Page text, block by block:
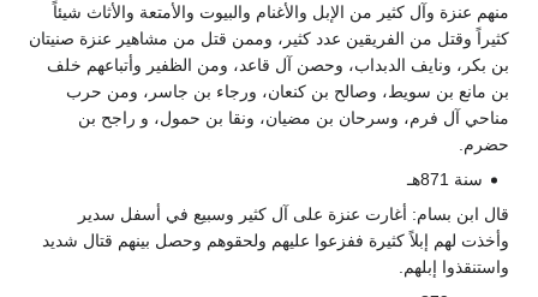
منهم عنزة وآل كثير من الإبل والأغنام والبيوت والأمتعة والأثاث شيئاً
كثيراً وقتل من الفريقين عدد كثير، وممن قتل من مشاهير عنزة صنيتان
بن بكر، ونايف الدبداب، وحصن آل قاعد، ومن الظفير وأتباعهم خلف
بن مانع بن سويط، وصالح بن كنعان، ورجاء بن جاسر، ومن حرب
مناحي آل فرم، وسرحان بن مضيان، ونقا بن حمول، و راجح بن
حضرم.
سنة 871هـ
قال ابن بسام: أغارت عنزة على آل كثير وسبيع في أسفل سدير
وأخذت لهم إبلاً كثيرة ففزعوا عليهم ولحقوهم وحصل بينهم قتال شديد
واستنقذوا إبلهم.